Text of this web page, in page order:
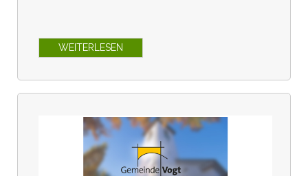
WEITERLESEN